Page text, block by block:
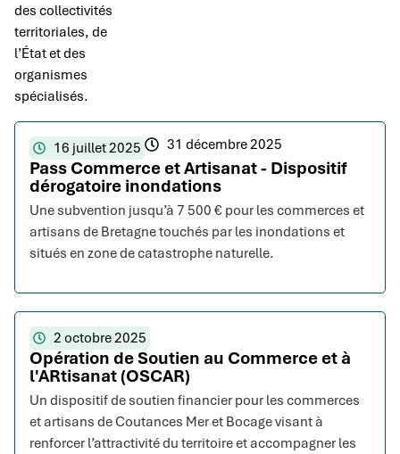
des collectivités
territoriales, de
l’État et des
organismes
spécialisés.
16 juillet 2025 31 décembre 2025
Pass Commerce et Artisanat - Dispositif
dérogatoire inondations
Une subvention jusqu’à 7 500 € pour les commerces et
artisans de Bretagne touchés par les inondations et
situés en zone de catastrophe naturelle.
2 octobre 2025
Opération de Soutien au Commerce et à
l'ARtisanat (OSCAR)
Un dispositif de soutien financier pour les commerces
et artisans de Coutances Mer et Bocage visant à
renforcer l’attractivité du territoire et accompagner les